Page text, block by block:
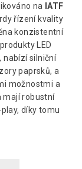
na IATF
řízení kvality
konzistentní
LED
, nabízí silniční
paprsků, a
možnostmi a
mají robustní
díky tomu